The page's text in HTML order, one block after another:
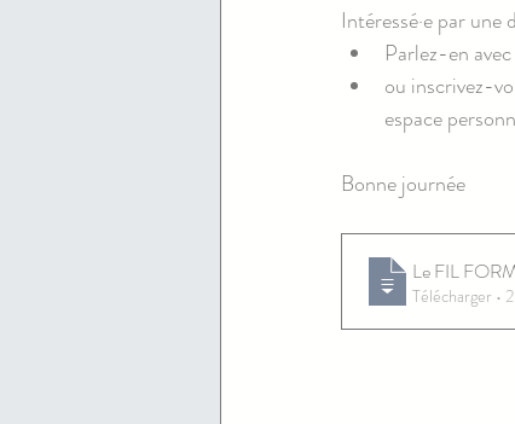
Intéressé·e par
Parlez-en
ou inscrivez-
espace
Bonne journée